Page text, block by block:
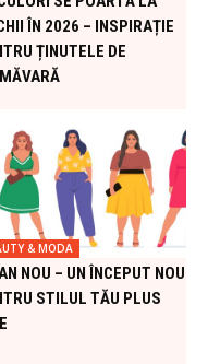
ÎN 2026 – INSPIRAȚIE
ȚINUTELE DE
& MODA
NOU – UN ÎNCEPUT NOU
STILUL TĂU PLUS